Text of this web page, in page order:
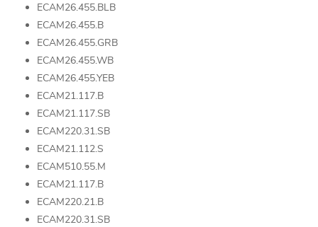
ECAM26.455.BLB
ECAM26.455.B
ECAM26.455.GRB
ECAM26.455.WB
ECAM26.455.YEB
ECAM21.117.B
ECAM21.117.SB
ECAM220.31.SB
ECAM21.112.S
ECAM510.55.M
ECAM21.117.B
ECAM220.21.B
ECAM220.31.SB